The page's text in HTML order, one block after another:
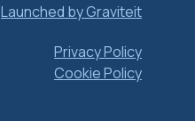
Launched by Graviteit
Privacy Policy
Cookie Policy